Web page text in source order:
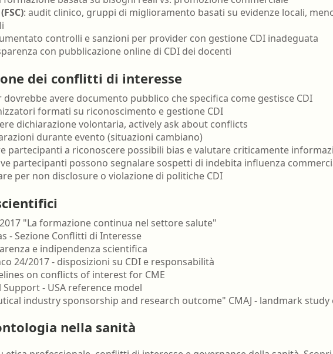
: audit clinico, gruppi di miglioramento basati su evidenze locali,
controlli e sanzioni per provider con gestione CDI inadeguata
con pubblicazione online di CDI dei docenti
dei conflitti di interesse
avere documento pubblico che specifica come gestisce CDI
formati su riconoscimento e gestione CDI
dichiarazione volontaria, actively ask about conflicts
durante evento (situazioni cambiano)
partecipanti a riconoscere possibili bias e valutare criticamente
partecipanti possono segnalare sospetti di indebita influenza
per non disclosure o violazione di politiche CDI
"La formazione continua nel settore salute"
- Sezione Conflitti di Interesse
e indipendenza scientifica
24/2017 - disposizioni su CDI e responsabilità
on conflicts of interest for CME
- USA reference model
industry sponsorship and research outcome" CMAJ - landmark study
nella sanità